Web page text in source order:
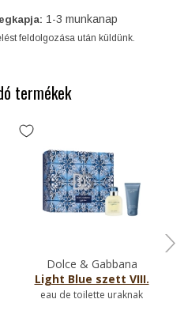
1-3 munkanap
feldolgozása után küldünk.
termékek
Dolce & Gabbana
Light Blue szett VIII.
eau de toilette uraknak